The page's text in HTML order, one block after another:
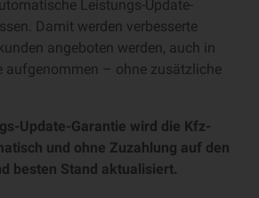
Leistungs-Update-
Damit werden verbesserte
angeboten werden, auch in
aufgenommen – ohne zusätzliche
Update-Garantie wird die Kfz-
und ohne Zuzahlung auf den
besten Stand aktualisiert.